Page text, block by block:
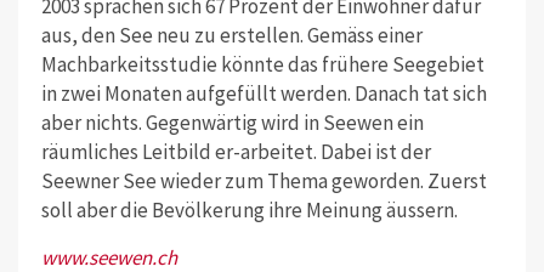
2003 sprachen sich 67 Prozent der Einwohner dafür
aus, den See neu zu erstellen. Gemäss einer
Machbarkeitsstudie könnte das frühere Seegebiet
in zwei Monaten aufgefüllt werden. Danach tat sich
aber nichts. Gegenwärtig wird in Seewen ein
räumliches Leitbild er-arbeitet. Dabei ist der
Seewner See wieder zum Thema geworden. Zuerst
soll aber die Bevölkerung ihre Meinung äussern.
www.seewen.ch